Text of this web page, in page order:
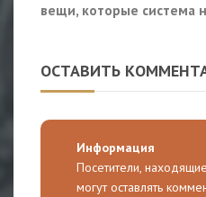
вещи, которые система
ОСТАВИТЬ
Информация
Посетители,
могут оставлять